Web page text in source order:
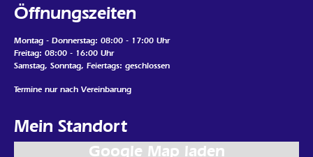
Öffnungszeiten
Montag - Donnerstag: 08:00 - 17:00 Uhr
Freitag: 08:00 - 16:00 Uhr
Samstag, Sonntag, Feiertags: geschlossen
Termine nur nach Vereinbarung
Mein Standort
Google Map laden